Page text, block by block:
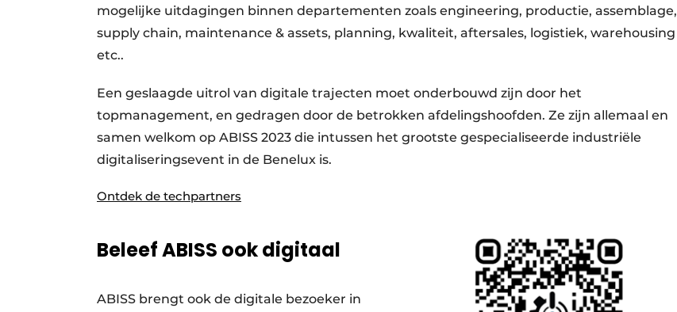
mogelijke uitdagingen binnen departementen zoals engineering, productie, assemblage,
supply chain, maintenance & assets, planning, kwaliteit, aftersales, logistiek, warehousing
etc..
Een geslaagde uitrol van digitale trajecten moet onderbouwd zijn door het
topmanagement, en gedragen door de betrokken afdelingshoofden. Ze zijn allemaal en
samen welkom op ABISS 2023 die intussen het grootste gespecialiseerde industriële
digitaliseringsevent in de Benelux is.
Ontdek de techpartners
Beleef ABISS ook digitaal
ABISS brengt ook de digitale bezoeker in